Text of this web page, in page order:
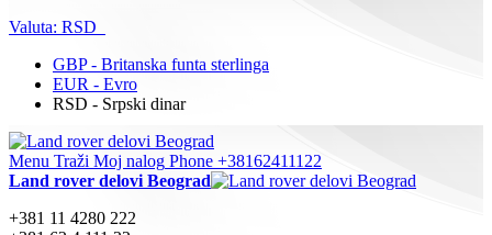
Valuta: RSD
GBP - Britanska funta sterlinga
EUR - Evro
RSD - Srpski dinar
Menu Traži Moj nalog Phone +38162411122
Land rover delovi Beograd
+381 11 4280 222